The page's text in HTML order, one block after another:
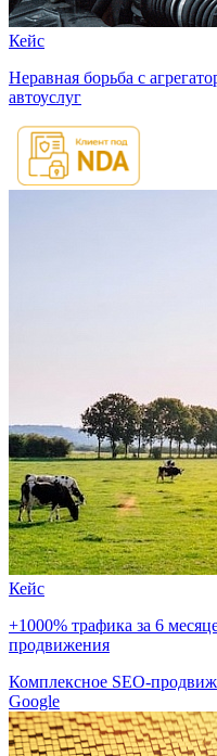
Кейс
Неравная борьба с
автоуслуг
Кейс
+1000% трафика за 6
продвижения
Комплексное SEO-
Google